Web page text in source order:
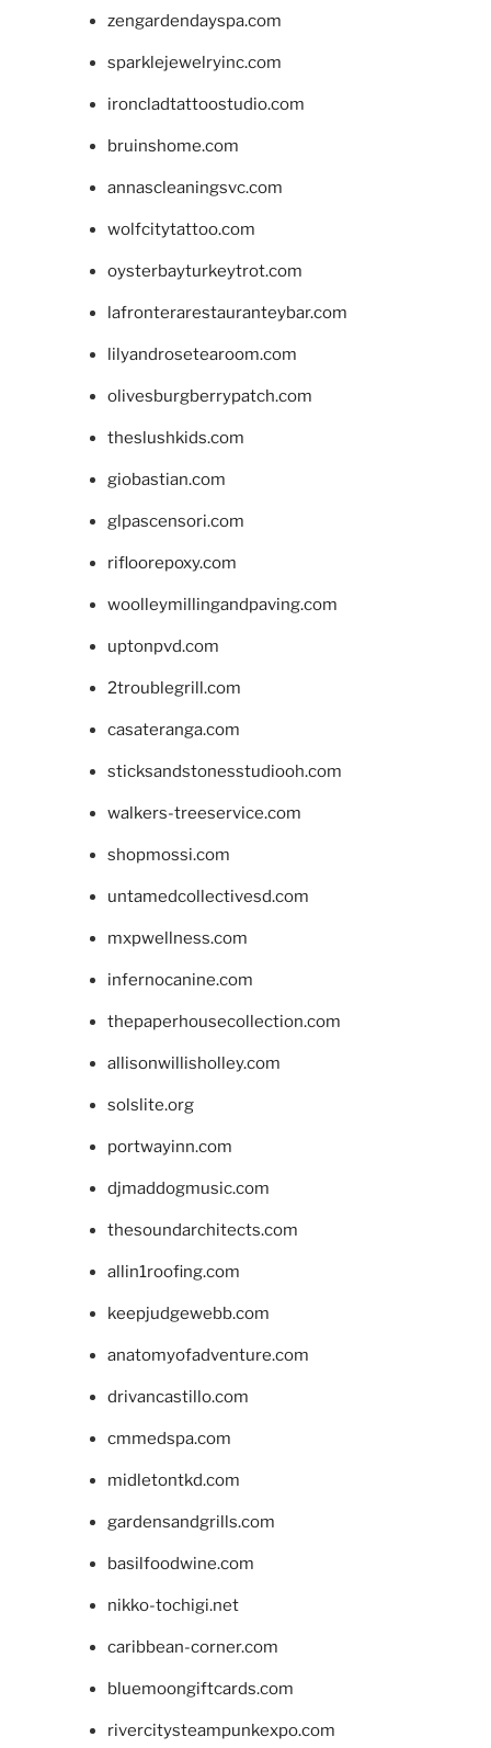
zengardendayspa.com
sparklejewelryinc.com
ironcladtattoostudio.com
bruinshome.com
annascleaningsvc.com
wolfcitytattoo.com
oysterbayturkeytrot.com
lafronterarestauranteybar.com
lilyandrosetearoom.com
olivesburgberrypatch.com
theslushkids.com
giobastian.com
glpascensori.com
rifloorepoxy.com
woolleymillingandpaving.com
uptonpvd.com
2troublegrill.com
casateranga.com
sticksandstonesstudiooh.com
walkers-treeservice.com
shopmossi.com
untamedcollectivesd.com
mxpwellness.com
infernocanine.com
thepaperhousecollection.com
allisonwillisholley.com
solslite.org
portwayinn.com
djmaddogmusic.com
thesoundarchitects.com
allin1roofing.com
keepjudgewebb.com
anatomyofadventure.com
drivancastillo.com
cmmedspa.com
midletontkd.com
gardensandgrills.com
basilfoodwine.com
nikko-tochigi.net
caribbean-corner.com
bluemoongiftcards.com
rivercitysteampunkexpo.com